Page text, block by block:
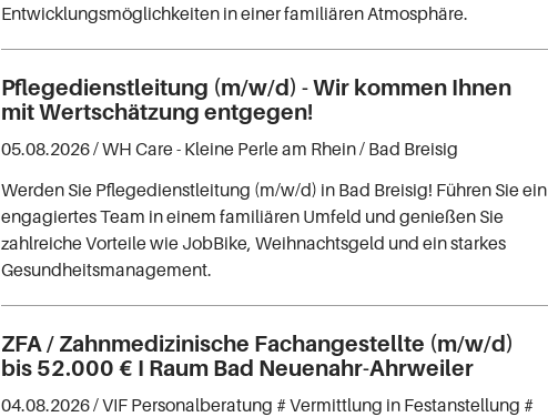
Entwicklungsmöglichkeiten in einer familiären Atmosphäre.
Pflegedienstleitung (m/w/d) - Wir kommen Ihnen
mit Wertschätzung entgegen!
05.08.2026 /WH Care - Kleine Perle am Rhein/ Bad Breisig
Werden Sie Pflegedienstleitung (m/w/d) in Bad Breisig! Führen Sie ein
engagiertes Team in einem familiären Umfeld und genießen Sie
zahlreiche Vorteile wie JobBike, Weihnachtsgeld und ein starkes
Gesundheitsmanagement.
ZFA / Zahnmedizinische Fachangestellte (m/w/d)
bis 52.000 € I Raum Bad Neuenahr-Ahrweiler
04.08.2026 /VIF Personalberatung # Vermittlung in Festanstellung #